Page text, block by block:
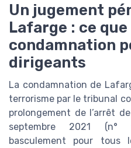
Un jugement
Lafarge : ce
condamnation
dirigeants
La condamnation de
terrorisme par le tribunal
prolongement de l’arrêt
septembre 2021 (n°
basculement pour tous